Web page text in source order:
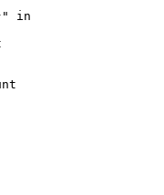
in